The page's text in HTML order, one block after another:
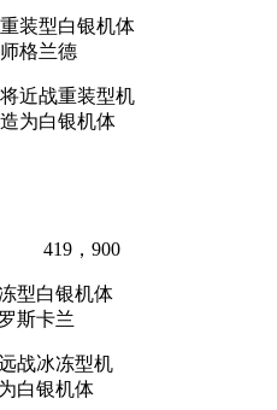
装型白银机体
格兰德
近战重装型机
为白银机体
419，900
型白银机体
斯卡兰
战冰冻型机
白银机体